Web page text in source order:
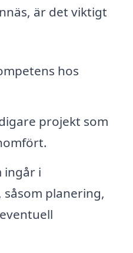
är det viktigt
hos
projekt som
ingår i
planering,